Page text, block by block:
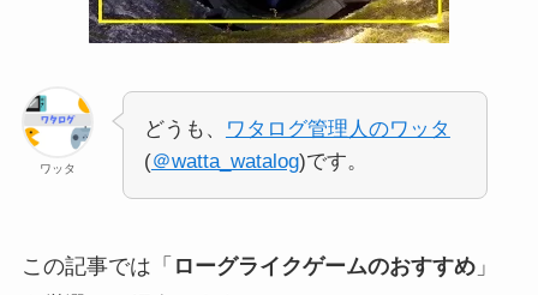
ワッタ
どうも、
ワタログ管理人のワッタ
(＠watta_watalog)です。
この記事では「 ローグライクゲームのおすすめ」